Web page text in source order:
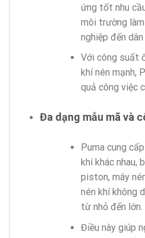
ứng tốt nhu
môi trường
nghiệp đến dân
Với công suất
khí nén mạnh,
quả công việc
Đa dạng mẫu mã và
Puma cung
khí khác nhau,
piston, máy
nén khí không
từ nhỏ đến lớn.
Điều này giúp